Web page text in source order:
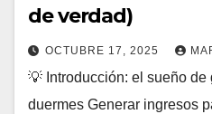
de verdad)
OCTUBRE 17, 2025
💡 Introducción: el sueño
duermes Generar ingresos